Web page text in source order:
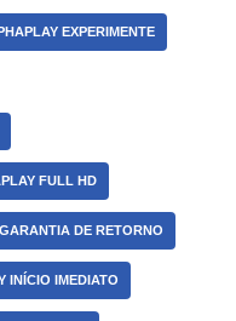
EXPERIMENTE
FULL HD
DE RETORNO
INÍCIO IMEDIATO